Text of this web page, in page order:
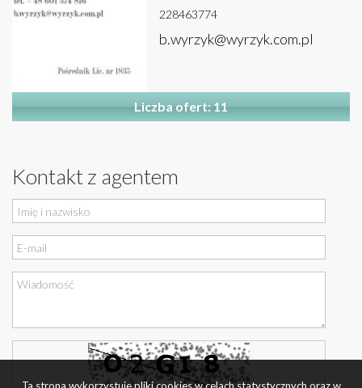
228463774
b.wyrzyk@wyrzyk.com.pl
Liczba ofert: 11
Kontakt z agentem